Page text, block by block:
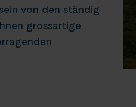
von den ständig
grossartige